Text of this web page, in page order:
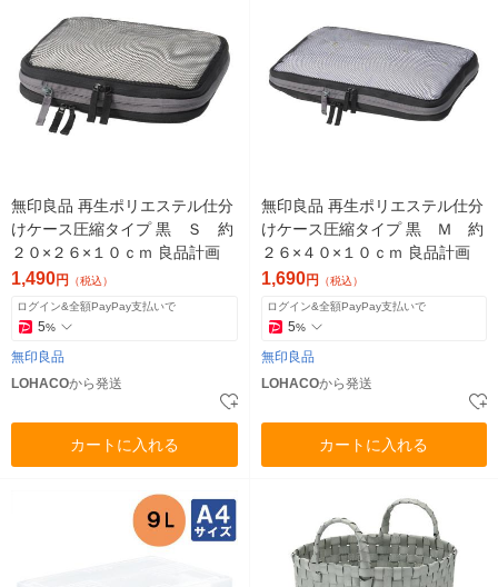
無印良品 再生ポリエステル仕分
けケース圧縮タイプ 黒 Ｓ 約
２０×２６×１０ｃｍ 良品計画
1,490円 （税込）
ログイン&全額PayPay支払いで
5%
無印良品
LOHACOから発送
カートに入れる
無印良品 再生ポリエステル仕分
けケース圧縮タイプ 黒 Ｍ 約
２６×４０×１０ｃｍ 良品計画
1,690円 （税込）
ログイン&全額PayPay支払いで
5%
無印良品
LOHACOから発送
カートに入れる